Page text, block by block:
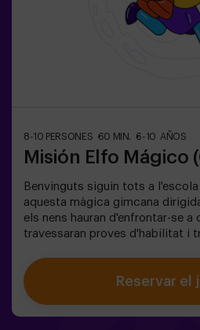
8-10 PERSONES 60 MIN. 6-10 AÑOS
Misión Elfo Mágico
Benvinguts siguin tots a l'escola
aquesta màgica gimcana
els nens hauran d'enfrontar-se a
travessaran proves d'habilitat i
aconseguir una missió i
victòria. La imaginació és capaç
fronteres de la màgia i aquesta
Reservar el